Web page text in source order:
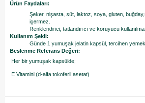
Ürün Faydaları:
Şeker, nişasta, süt, laktoz, soya, gluten,
içermez.
Renklendirici, tatlandırıcı ve koruyucu
Kullanım Şekli:
Günde 1 yumuşak jelatin kapsül, tercihen yemek
Beslenme Referans Değeri:
Her bir yumuşak kapsülde;
E Vitamini (d-alfa tokoferil asetat)